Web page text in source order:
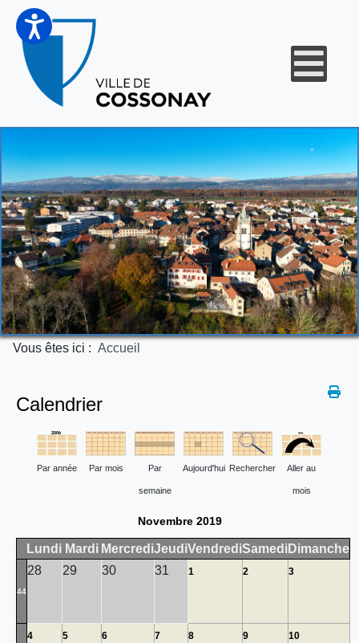
Vous êtes ici : Accueil
Calendrier
Par année Par mois Par
semaine
Aujourd'hui Rechercher Aller au
mois
Novembre 2019
Lundi Mardi MercrediJeudiVendrediSamediDimanche
44
28 29 30 31 1 2 3
4 5 6 7 8 9 10